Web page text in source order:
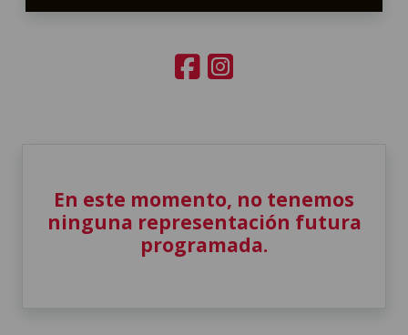
En este momento, no tenemos
ninguna representación futura
programada.